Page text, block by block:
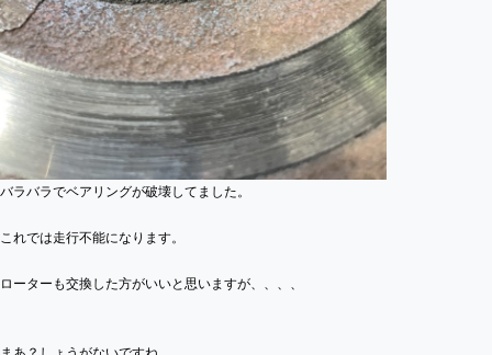
バラバラでベアリングが破壊してました。
これでは走行不能になります。
ローターも交換した方がいいと思いますが、、、、